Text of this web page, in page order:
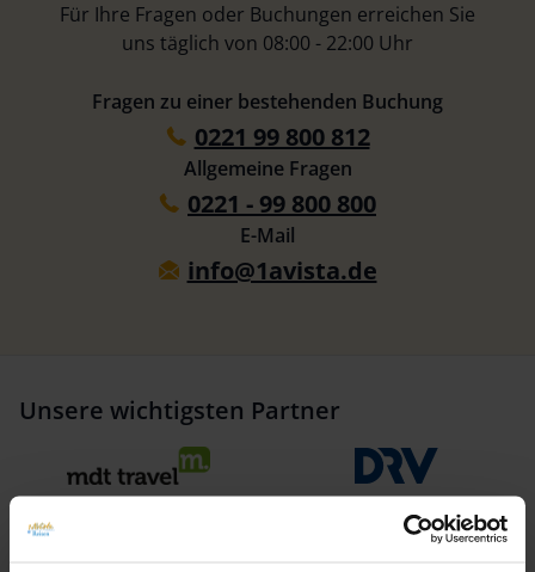
Für Ihre Fragen oder Buchungen erreichen Sie
uns täglich von 08:00 - 22:00 Uhr
Fragen zu einer bestehenden Buchung
0221 99 800 812
Allgemeine Fragen
0221 - 99 800 800
E-Mail
info@1avista.de
Unsere wichtigsten Partner